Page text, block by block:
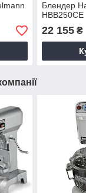
Блендер
HBB250CE
22 155₴